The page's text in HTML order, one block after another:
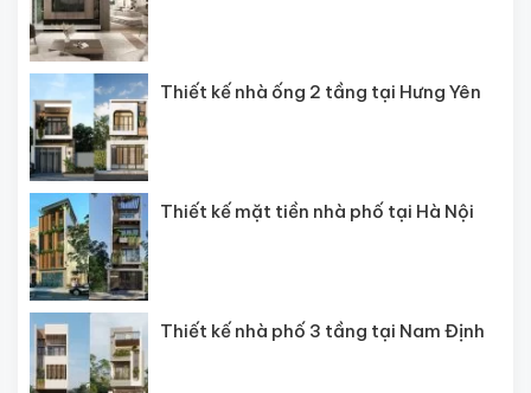
Thiết kế nhà ống 2 tầng tại Hưng Yên
Thiết kế mặt tiền nhà phố tại Hà Nội
Thiết kế nhà phố 3 tầng tại Nam Định